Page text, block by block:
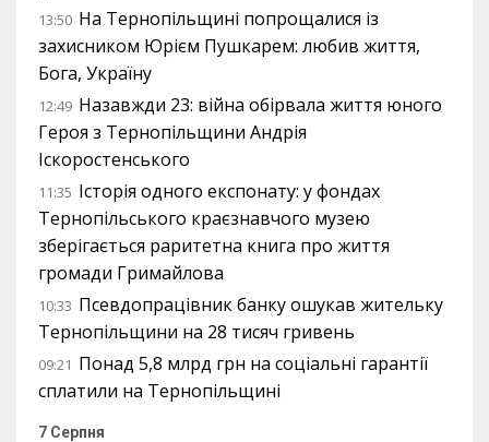
13:50 На Тернопільщині попрощалися із
захисником Юрієм Пушкарем: любив життя,
Бога, Україну
12:49 Назавжди 23: війна обірвала життя юного
Героя з Тернопільщини Андрія
Іскоростенського
11:35 Історія одного експонату: у фондах
Тернопільського краєзнавчого музею
зберігається раритетна книга про життя
громади Гримайлова
10:33 Псевдопрацівник банку ошукав жительку
Тернопільщини на 28 тисяч гривень
09:21 Понад 5,8 млрд грн на соціальні гарантії
сплатили на Тернопільщині
7 Серпня